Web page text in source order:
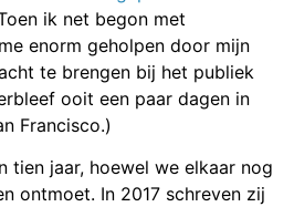
ik net begon met
enorm geholpen door mijn
te brengen bij het publiek
ooit een paar dagen in
Francisco.)
tien jaar, hoewel we elkaar nog
ontmoet. In 2017 schreven zij